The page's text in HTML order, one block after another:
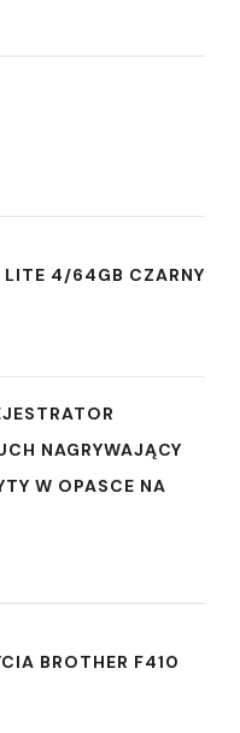
4/64GB CZARNY
NAGRYWAJĄCY
W OPASCE NA
BROTHER F410